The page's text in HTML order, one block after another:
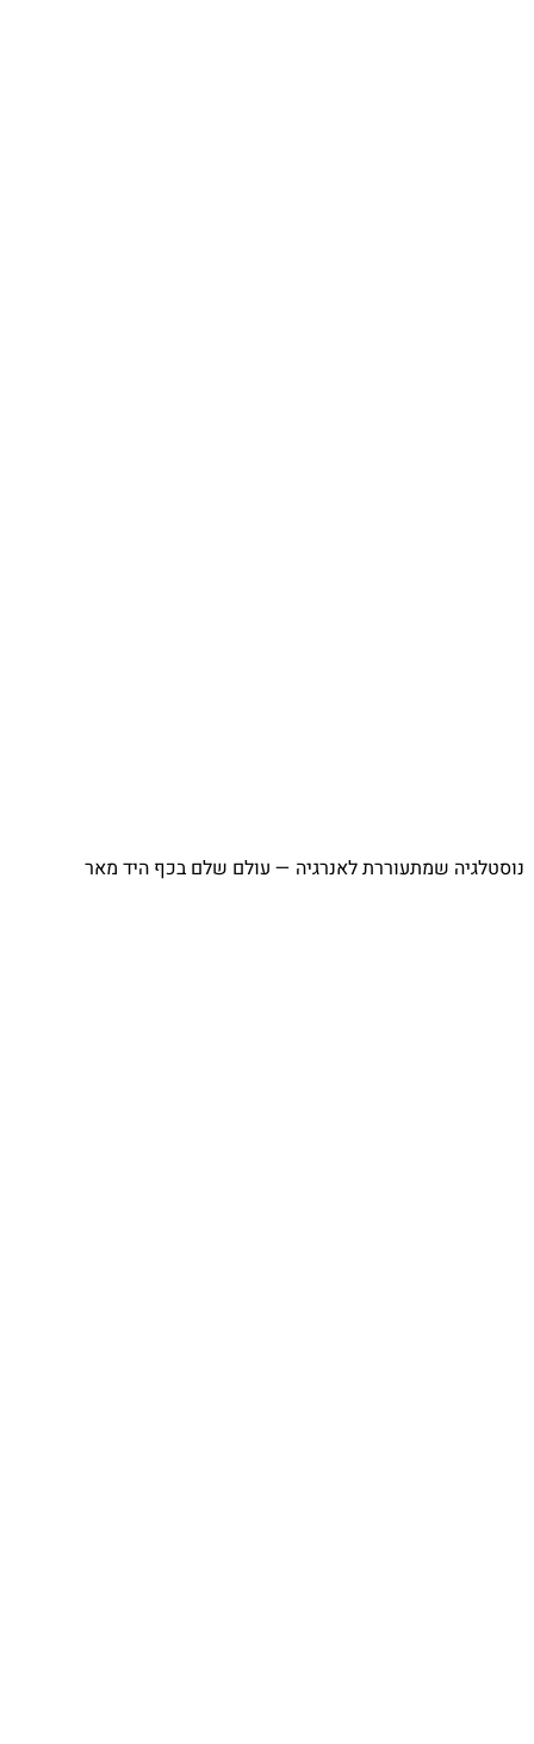
שמתעוררת לאנרגיה — עולם שלם בכף היד מאר